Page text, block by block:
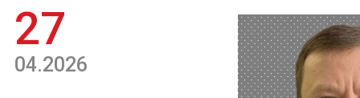
27
04.2026